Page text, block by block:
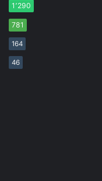
1٬290
781
164
46